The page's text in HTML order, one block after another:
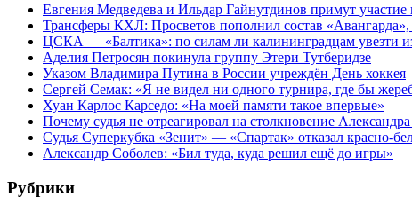
Евгения Медведева и Ильдар Гайнутдинов примут
Трансферы КХЛ: Просветов пополнил состав «Авангарда»,
ЦСКА — «Балтика»: по силам ли калининградцам увезти
Аделия Петросян покинула группу Этери Тутберидзе
Указом Владимира Путина в России учреждён День хоккея
Сергей Семак: «Я не видел ни одного турнира, где бы
Хуан Карлос Карседо: «На моей памяти такое впервые»
Почему судья не отреагировал на столкновение
Судья Суперкубка «Зенит» — «Спартак» отказал красно-
Александр Соболев: «Бил туда, куда решил ещё до игры»
Рубрики